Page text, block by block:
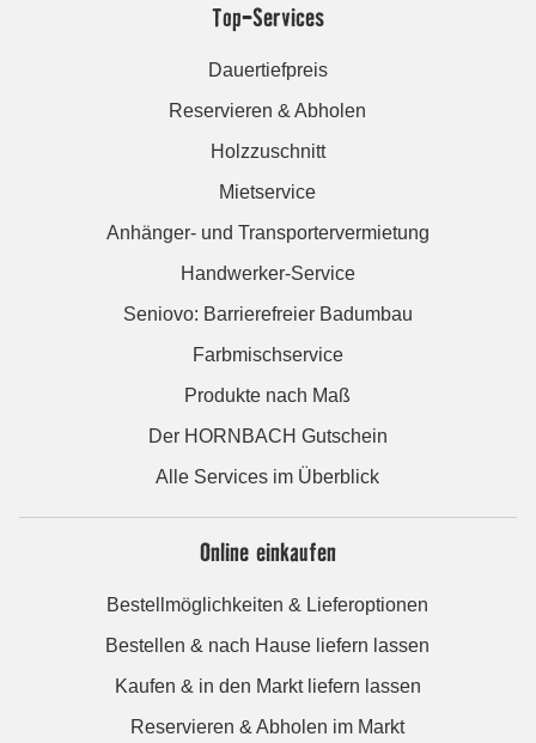
Top-Services
Dauertiefpreis
Reservieren & Abholen
Holzzuschnitt
Mietservice
Anhänger- und Transportervermietung
Handwerker-Service
Seniovo: Barrierefreier Badumbau
Farbmischservice
Produkte nach Maß
Der HORNBACH Gutschein
Alle Services im Überblick
Online einkaufen
Bestellmöglichkeiten & Lieferoptionen
Bestellen & nach Hause liefern lassen
Kaufen & in den Markt liefern lassen
Reservieren & Abholen im Markt